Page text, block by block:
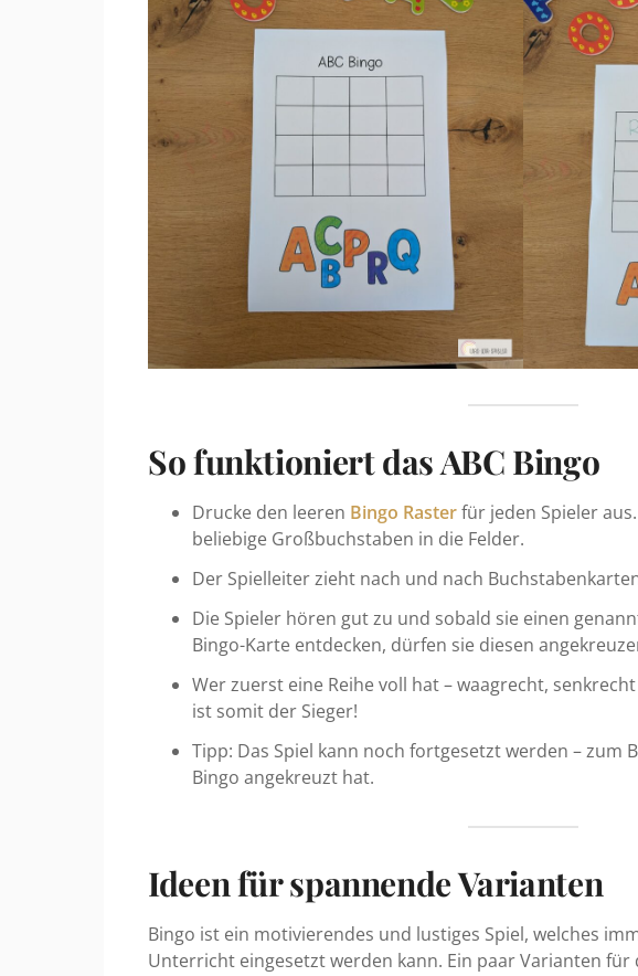
So funktioniert das ABC Bingo
Drucke den leeren Bingo Rasterfür jeden Spieler
beliebige Großbuchstaben in die Felder.
Der Spielleiter zieht nach und nach
Die Spieler hören gut zu und sobald sie einen
Bingo-Karte entdecken, dürfen sie diesen
Wer zuerst eine Reihe voll hat – waagrecht,
ist somit der Sieger!
Tipp: Das Spiel kann noch fortgesetzt werden – zum
Bingo angekreuzt hat.
Ideen für spannende Varianten
Bingo ist ein motivierendes und lustiges Spiel, welches
Unterricht eingesetzt werden kann. Ein paar Varianten für